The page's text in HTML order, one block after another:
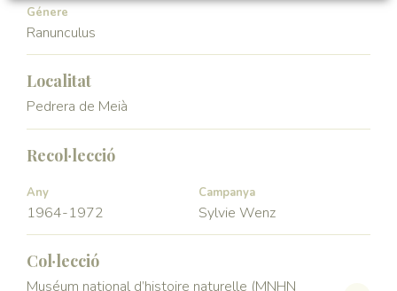
Génere
Ranunculus
Localitat
Pedrera de Meià
Recol·lecció
Any
1964-1972
Campanya
Sylvie Wenz
Col·lecció
Muséum national d’histoire naturelle (MNHN
ACCEPTAR TOTES